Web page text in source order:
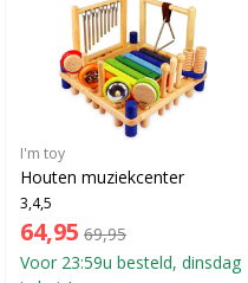
I'm toy
Houten muziekcenter
3,4,5
64,95 69,95
Voor 23:59u besteld, dinsdag